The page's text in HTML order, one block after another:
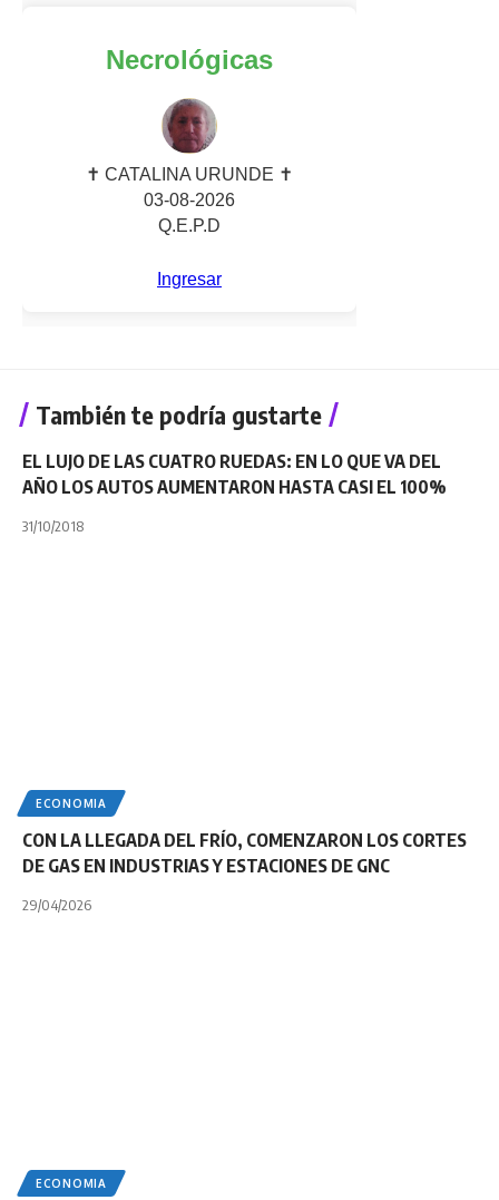
También te podría gustarte
EL LUJO DE LAS CUATRO RUEDAS: EN LO QUE VA DEL
AÑO LOS AUTOS AUMENTARON HASTA CASI EL 100%
31/10/2018
ECONOMIA
CON LA LLEGADA DEL FRÍO, COMENZARON LOS CORTES
DE GAS EN INDUSTRIAS Y ESTACIONES DE GNC
29/04/2026
ECONOMIA